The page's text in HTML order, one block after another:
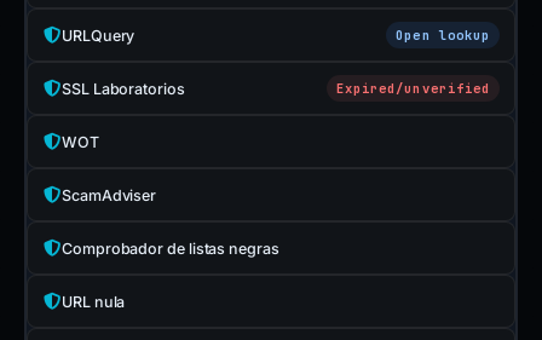
URLQuery Open lookup
SSL Laboratorios Expired/unverified
WOT
ScamAdviser
Comprobador de listas negras
URL nula